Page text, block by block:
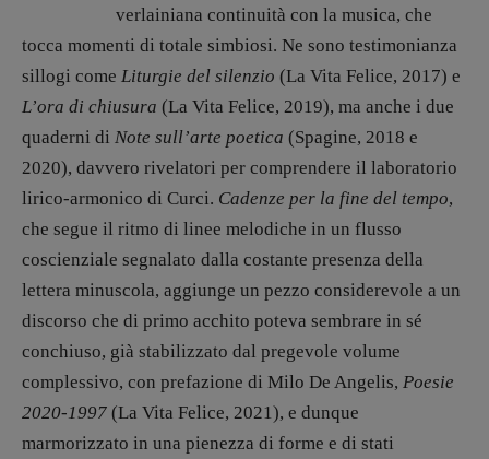
Pasolini 1922-2022
Psichedelia
Scienza
Stranimondi
Tornare a Ballard
Valerio Evangelisti
Vampirismi
Zong!
DIRETTRICE RESPONSABILE
Antonella Marrone
Walter Catalano,
Anna da Re, Roberto Derobertis,Elio
Grasso,Fabio Malagnini,Valentina
verlainiana continuità con la musica, che
tocca momenti di totale simbiosi. Ne sono testimonianza
sillogi come Liturgie del silenzio (La Vita Felice, 2017) e
L’ora di chiusura (La Vita Felice, 2019), ma anche i due
quaderni di Note sull’arte poetica (Spagine, 2018 e
2020), davvero rivelatori per comprendere il laboratorio
lirico-armonico di Curci. Cadenze per la fine del tempo,
che segue il ritmo di linee melodiche in un flusso
coscienziale segnalato dalla costante presenza della
lettera minuscola, aggiunge un pezzo considerevole a un
discorso che di primo acchito poteva sembrare in sé
conchiuso, già stabilizzato dal pregevole volume
complessivo, con prefazione di Milo De Angelis, Poesie
2020-1997 (La Vita Felice, 2021), e dunque
marmorizzato in una pienezza di forme e di stati